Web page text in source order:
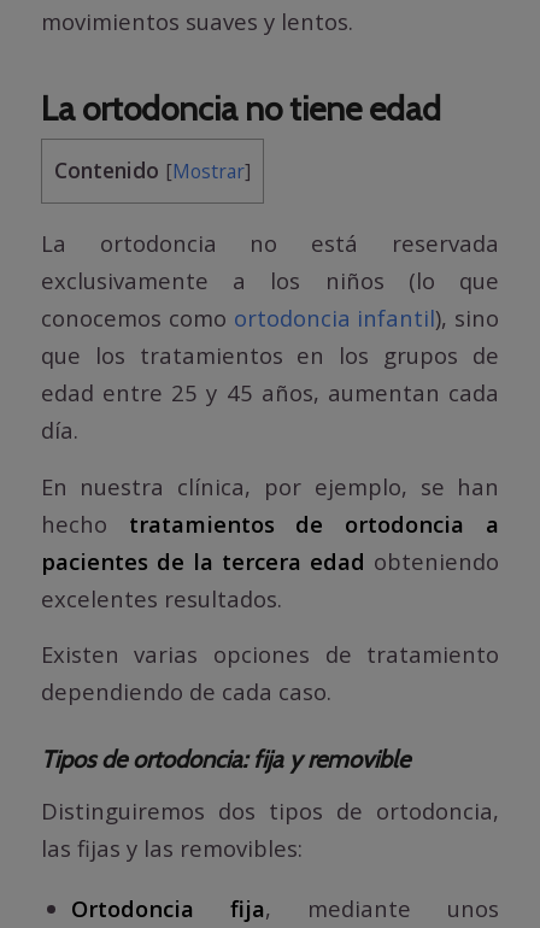
movimientos suaves y lentos.
La ortodoncia no tiene edad
Contenido [Mostrar]
La ortodoncia no está reservada
exclusivamente a los niños (lo que
conocemos como ortodoncia infantil), sino
que los tratamientos en los grupos de
edad entre 25 y 45 años, aumentan cada
día.
En nuestra clínica, por ejemplo, se han
hecho tratamientos de ortodoncia a
pacientes de la tercera edad obteniendo
excelentes resultados.
Existen varias opciones de tratamiento
dependiendo de cada caso.
Tipos de ortodoncia: fija y removible
Distinguiremos dos tipos de ortodoncia,
las fijas y las removibles:
Ortodoncia fija, mediante unos